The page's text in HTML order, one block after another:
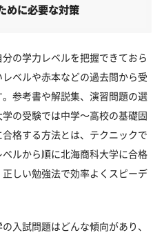
めに必要な対策
の学力レベルを把握できておら
ベルや赤本などの過去問から受
参考書や解説集、演習問題の選
の受験では中学～高校の基礎固
格する方法とは、テクニックで
ルから順に北海商科大学に合格
しい勉強法で効率よくスピーデ
入試問題はどんな傾向があり、